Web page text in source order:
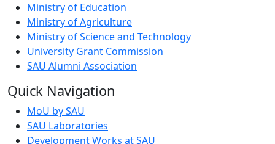
Ministry of Education
Ministry of Agriculture
Ministry of Science and Technology
University Grant Commission
SAU Alumni Association
Quick Navigation
MoU by SAU
SAU Laboratories
Development Works at SAU